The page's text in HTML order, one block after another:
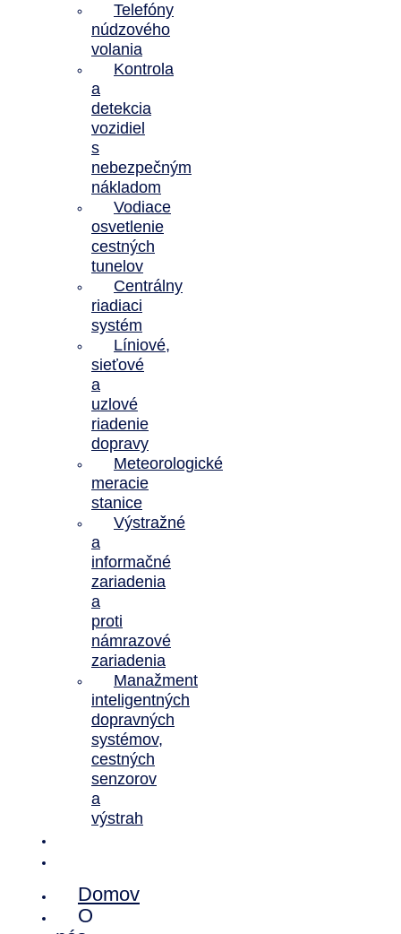
Telefóny
núdzového
volania
Kontrola
a
detekcia
vozidiel
s
nebezpečným
nákladom
Vodiace
osvetlenie
cestných
tunelov
Centrálny
riadiaci
systém
Líniové,
sieťové
a
uzlové
riadenie
dopravy
Meteorologické
meracie
stanice
Výstražné
a
informačné
zariadenia
a
proti
námrazové
zariadenia
Manažment
inteligentných
dopravných
systémov,
cestných
senzorov
a
výstrah
Domov
O